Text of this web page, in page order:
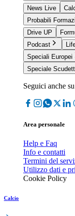
News Live
Probabili
Drive UP
Podcast
Speciali Europei
Speciale
Seguici anche su
Area personale
Help e Faq
Info e contatti
Termini del
Utilizzo dati e
Cookie Policy
Calcio